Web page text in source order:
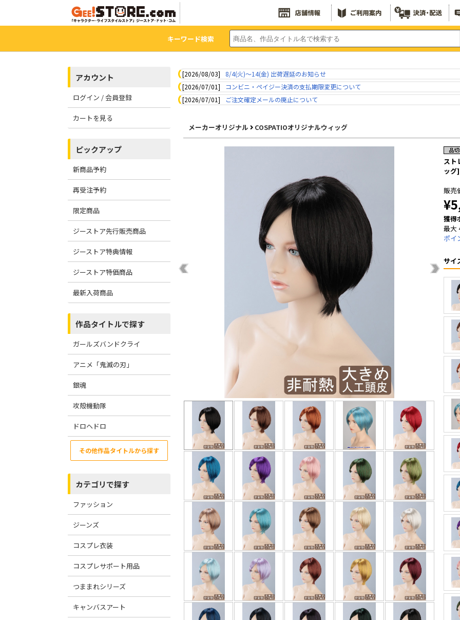
キーワード検索
アカウント
ログイン / 会員登録
カートを見る
ピックアップ
新商品予約
再受注予約
限定商品
ジーストア先行販売商品
ジーストア特典情報
ジーストア特価商品
最新入荷商品
作品タイトルで探す
ガールズバンドクライ
アニメ「鬼滅の刃」
銀魂
攻殻機動隊
ドロヘドロ
その他作品タイトルから探す
カテゴリで探す
ファッション
ジーンズ
コスプレ衣装
コスプレサポート用品
つままれシリーズ
キャンバスアート
[2026/08/03]
8/4(火)～14(金) 出荷遅延のお知らせ
[2026/07/01]
コンビニ・ペイジー決済の支払期限変更について
[2026/07/01]
ご注文確定メールの廃止について
メーカーオリジナル COSPATIOオリジナルウィッグ
スト
ッグ]
販売
獲得
最大
ポイ
サイ